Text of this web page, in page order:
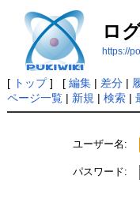
ロ
https://
[ トップ] [ 編集| 差分|
ページ一覧| 新規 | 検索|
ユーザー名:
パスワード: